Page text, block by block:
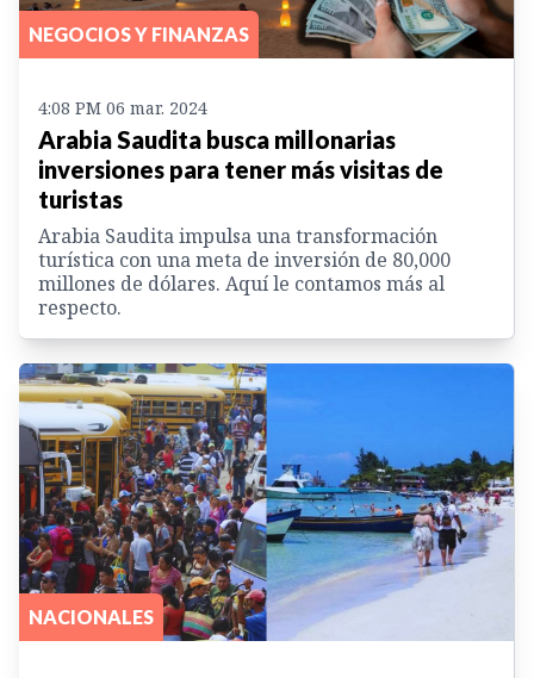
NEGOCIOS Y FINANZAS
4:08 PM 06 mar. 2024
Arabia Saudita busca millonarias
inversiones para tener más visitas de
turistas
Arabia Saudita impulsa una transformación
turística con una meta de inversión de 80,000
millones de dólares. Aquí le contamos más al
respecto.
NACIONALES